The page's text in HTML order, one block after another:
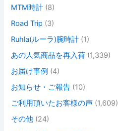
MTM時計 (8)
Road Trip (3)
Ruhla(ルーラ)腕時計 (1)
あの人気商品を再入荷 (1,339)
お届け事例 (4)
お知らせ・ご報告 (10)
ご利用頂いたお客様の声 (1,609)
その他 (24)